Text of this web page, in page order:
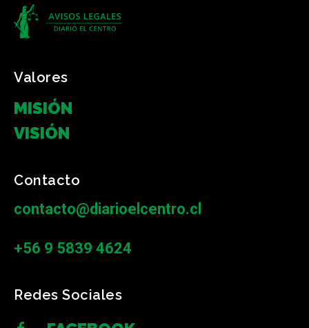
Valores
MISIÓN
VISIÓN
Contacto
contacto@diarioelcentro.cl
+56 9 5839 4624
Redes Sociales